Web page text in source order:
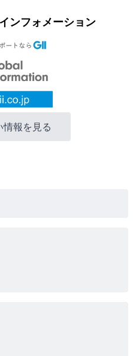
ンフォメーション
報を見る